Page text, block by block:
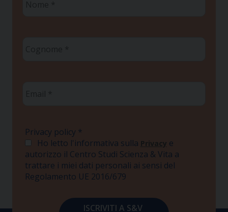
Privacy policy *
Ho letto l'informativa sulla Privacy e
autorizzo il Centro Studi Scienza & Vita a
trattare i miei dati personali ai sensi del
Regolamento UE 2016/679